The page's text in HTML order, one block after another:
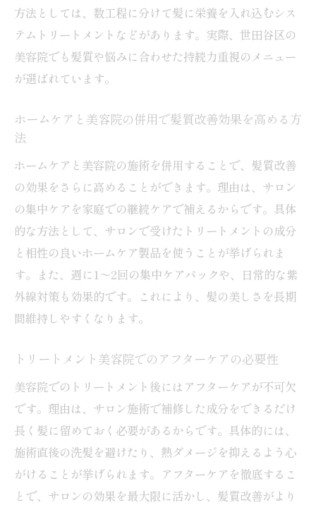
方法としては、数工程に分けて髪に栄養を入れ込むシス
テムトリートメントなどがあります。実際、世田谷区の
美容院でも髪質や悩みに合わせた持続力重視のメニュー
が選ばれています。
ホームケアと美容院の併用で髪質改善効果を高める方
法
ホームケアと美容院の施術を併用することで、髪質改善
の効果をさらに高めることができます。理由は、サロン
の集中ケアを家庭での継続ケアで補えるからです。具体
的な方法として、サロンで受けたトリートメントの成分
と相性の良いホームケア製品を使うことが挙げられま
す。また、週に1～2回の集中ケアパックや、日常的な紫
外線対策も効果的です。これにより、髪の美しさを長期
間維持しやすくなります。
トリートメント美容院でのアフターケアの必要性
美容院でのトリートメント後にはアフターケアが不可欠
です。理由は、サロン施術で補修した成分をできるだけ
長く髪に留めておく必要があるからです。具体的には、
施術直後の洗髪を避けたり、熱ダメージを抑えるよう心
がけることが挙げられます。アフターケアを徹底するこ
とで、サロンの効果を最大限に活かし、髪質改善がより